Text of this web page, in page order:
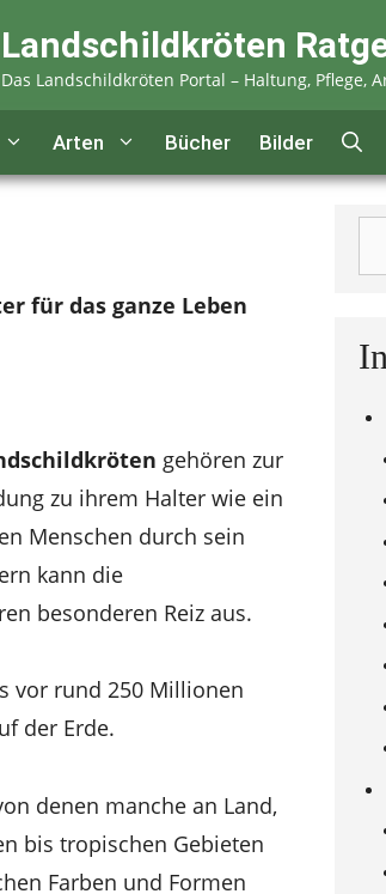
Landschildkröten
Das Landschildkröten Portal – Haltung, Pflege,
Arten Bücher Bilder
für das ganze Leben
gehören zur
zu ihrem Halter wie ein
Menschen durch sein
kann die
besonderen Reiz aus.
vor rund 250 Millionen
der Erde.
denen manche an Land,
bis tropischen Gebieten
Farben und Formen